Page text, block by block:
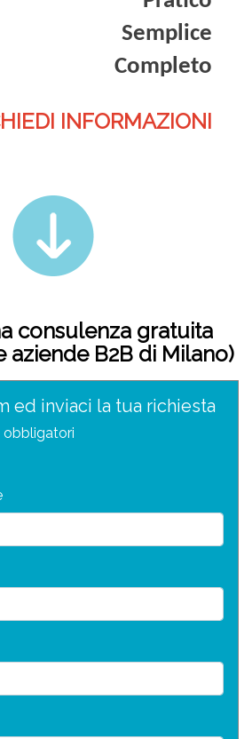
Semplice
Completo
INFORMAZIONI
consulenza gratuita
aziende B2B di Milano)
ed inviaci la tua richiesta
obbligatori